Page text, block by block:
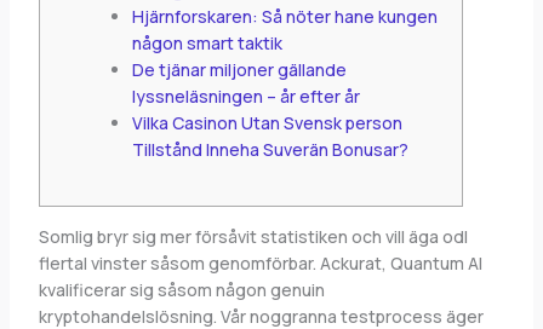
Hjärnforskaren: Så nöter hane kungen
någon smart taktik
De tjänar miljoner gällande
lyssneläsningen – år efter år
Vilka Casinon Utan Svensk person
Tillstånd Inneha Suverän Bonusar?
Somlig bryr sig mer försåvit statistiken och vill äga odl
flertal vinster såsom genomförbar. Ackurat, Quantum AI
kvalificerar sig såsom någon genuin
kryptohandelslösning. Vår noggranna testprocess äger